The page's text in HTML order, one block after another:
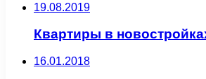
19.08.2019
Квартиры в
16.01.2018